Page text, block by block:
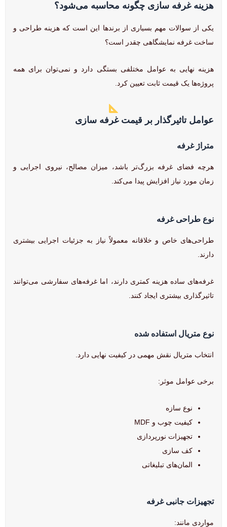
هزینه غرفه سازی چگونه محاسبه می‌شود؟
یکی از سوالات مهم بسیاری از برندها این است که هزینه طراحی و
ساخت غرفه نمایشگاهی چقدر است؟
هزینه نهایی به عوامل مختلفی بستگی دارد و نمی‌توان برای همه
پروژه‌ها یک قیمت ثابت تعیین کرد.
عوامل تاثیرگذار بر قیمت غرفه سازی
متراژ غرفه
هرچه فضای غرفه بزرگ‌تر باشد، میزان مصالح، نیروی اجرایی و
زمان مورد نیاز افزایش پیدا می‌کند.
نوع طراحی غرفه
طراحی‌های خاص و خلاقانه معمولاً نیاز به جزئیات اجرایی بیشتری
دارند.
غرفه‌های ساده هزینه کمتری دارند، اما غرفه‌های سفارشی می‌توانند
تاثیرگذاری بیشتری ایجاد کنند.
نوع متریال استفاده شده
انتخاب متریال نقش مهمی در کیفیت نهایی دارد.
برخی عوامل موثر:
نوع سازه
کیفیت چوب و MDF
تجهیزات نورپردازی
کف سازی
المان‌های تبلیغاتی
تجهیزات جانبی غرفه
مواردی مانند: